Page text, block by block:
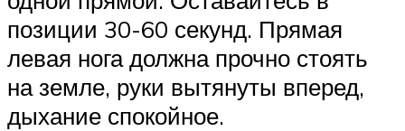
позиции 30-60 секунд. Прямая
левая нога должна прочно стоять
на земле, руки вытянуты вперед,
дыхание спокойное.